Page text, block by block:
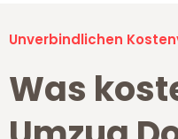
Unverbindlichen
Was